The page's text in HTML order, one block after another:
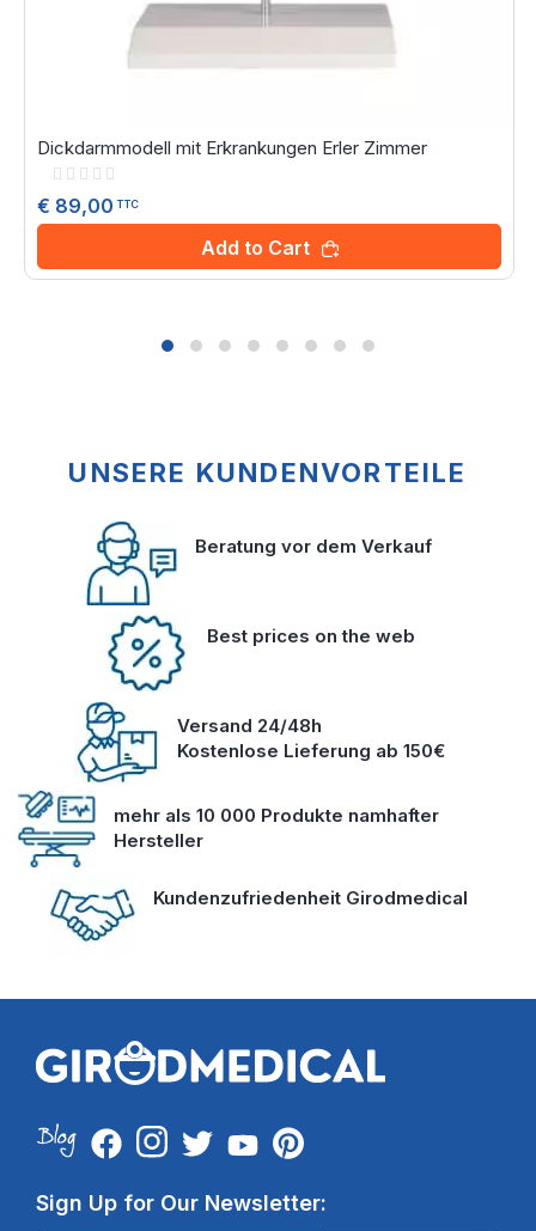
Dickdarmmodell mit Erkrankungen Erler Zimmer
Rating:
€ 89,00 TTC
Add to Cart
UNSERE KUNDENVORTEILE
Beratung vor dem Verkauf
Best prices on the web
Versand 24/48h
Kostenlose Lieferung ab 150€
mehr als 10 000 Produkte namhafter
Hersteller
Kundenzufriedenheit Girodmedical
Sign Up for Our Newsletter: